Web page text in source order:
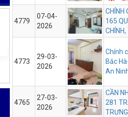
4779
07-04-
2026
CHÍNH
165
4773
29-03-
2026
Chính
Bắc
An
4765
27-03-
2026
CẦN
281